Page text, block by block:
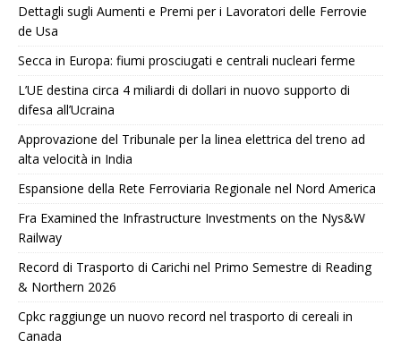
Dettagli sugli Aumenti e Premi per i Lavoratori delle Ferrovie
de Usa
Secca in Europa: fiumi prosciugati e centrali nucleari ferme
L’UE destina circa 4 miliardi di dollari in nuovo supporto di
difesa all’Ucraina
Approvazione del Tribunale per la linea elettrica del treno ad
alta velocità in India
Espansione della Rete Ferroviaria Regionale nel Nord America
Fra Examined the Infrastructure Investments on the Nys&W
Railway
Record di Trasporto di Carichi nel Primo Semestre di Reading
& Northern 2026
Cpkc raggiunge un nuovo record nel trasporto di cereali in
Canada